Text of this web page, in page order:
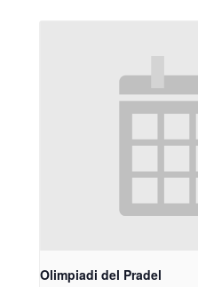
Olimpiadi del Pradel